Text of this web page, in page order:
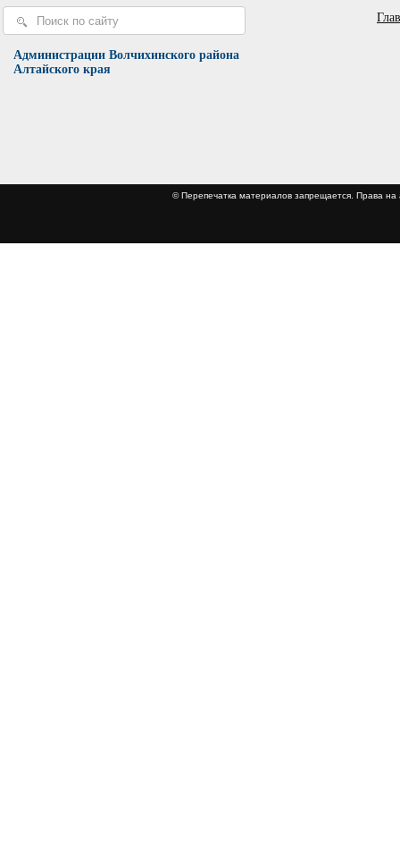
Администрации Волчихинского района
Алтайского края
© Перепечатка материалов запрещается.